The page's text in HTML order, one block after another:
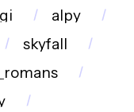
alpy
skyfall